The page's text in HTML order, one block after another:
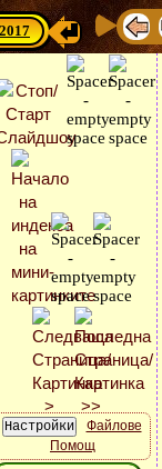
Файлове
Помощ